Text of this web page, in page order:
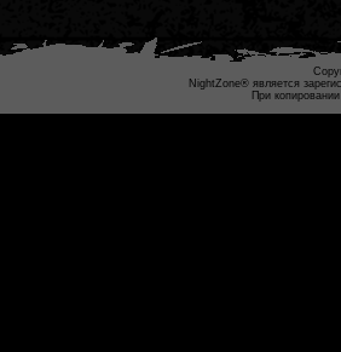
NightZone® является
При